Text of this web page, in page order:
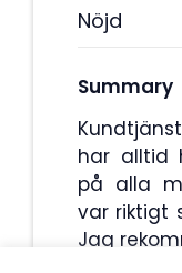
Nöjd
Summary
har alltid
på alla
var riktigt
Jag